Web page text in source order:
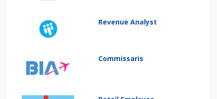
Revenue Analyst
Commissaris